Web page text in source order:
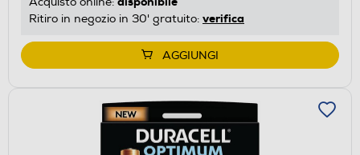
Ritiro in negozio in 30' gratuito: verifica
AGGIUNGI